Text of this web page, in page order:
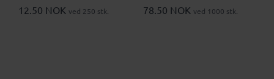
12.50 NOK ved 250 stk. 78.50 NOK ved 1000 stk.